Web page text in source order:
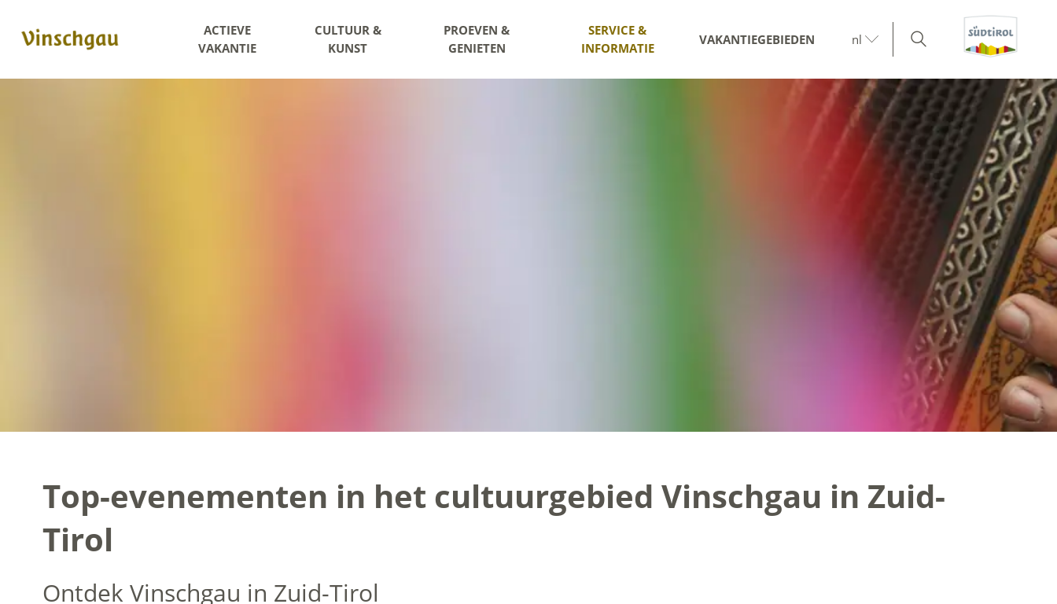
ACTIEVE
VAKANTIE
CULTUUR &
KUNST
PROEVEN &
GENIETEN
SERVICE &
INFORMATIE
VAKANTIEGEBIEDEN nl
Top-evenementen in het cultuurgebied Vinschgau in Zuid-
Tirol
Ontdek Vinschgau in Zuid-Tirol